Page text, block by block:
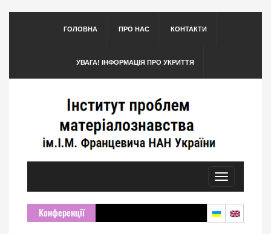
ГОЛОВНА ПРО НАС КОНТАКТИ
УВАГА! ІНФОРМАЦІЯ ПРО УКРИТТЯ
Toggle
navigation
Конференції